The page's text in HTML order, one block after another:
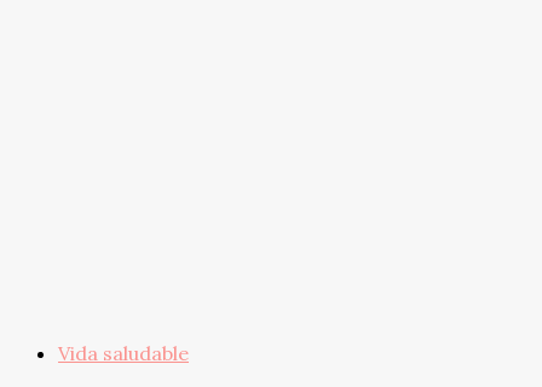
Vida saludable